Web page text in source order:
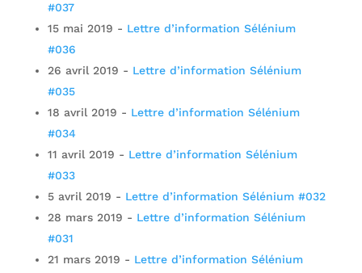
#037
15 mai 2019 - Lettre d’information Sélénium
#036
26 avril 2019 - Lettre d’information Sélénium
#035
18 avril 2019 - Lettre d’information Sélénium
#034
11 avril 2019 - Lettre d’information Sélénium
#033
5 avril 2019 - Lettre d’information Sélénium #032
28 mars 2019 - Lettre d’information Sélénium
#031
21 mars 2019 - Lettre d’information Sélénium